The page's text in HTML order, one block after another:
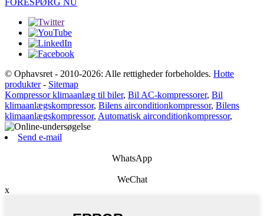
FORESPØRG NU
© Ophavsret - 2010-2026: Alle rettigheder forbeholdes. Hotte
produkter- Sitemap
Kompressor klimaanlæg til biler, Bil AC-kompressorer, Bil
klimaanlægskompressor, Bilens airconditionkompressor, Bilens
klimaanlægskompressor, Automatisk airconditionkompressor,
Send e-mail
WhatsApp
WeChat
x